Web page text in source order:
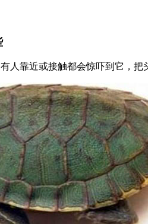
人靠近或接触都会惊吓到它，